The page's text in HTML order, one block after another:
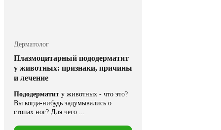
Дерматолог
Плазмоцитарный пододерматит
у животных: признаки, причины
и лечение
Пододерматит у животных - что это?
Вы когда-нибудь задумывались о
стопах ног? Для чего ...